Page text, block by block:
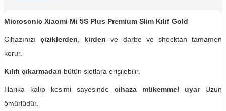
Microsonic Xiaomi Mi 5S Plus Premium Slim Kılıf Gold
Cihazınızıçiziklerden kirdenve darbe ve shocktan tamamen
korur.
Kılıfı çıkarmadan bütün slotlara erişilebilir.
Harika kalıp kesimi sayesinde cihaza mükemmel uyar Uzun
ömürlüdür.